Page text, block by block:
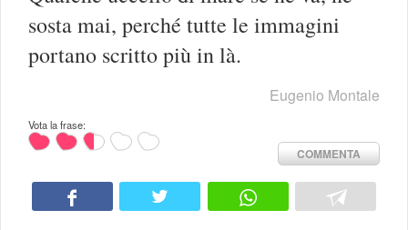
sosta mai, perché tutte le immagini
portano scritto più in là.
Eugenio Montale
Vota la frase:
COMMENTA